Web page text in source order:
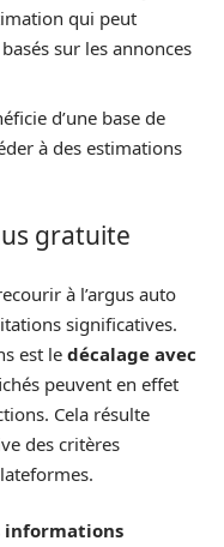
qui peut
sur les annonces
d’une base de
à des estimations
gratuite
à l’argus auto
significatives.
est le décalage avec
peuvent en effet
Cela résulte
des critères
informations